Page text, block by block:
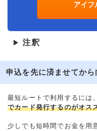
アイフ
▶ 注釈
申込を先に済ませてから
最短ルートで利用するには、
でカード発行するのがオス
少しでも短時間でお金を用